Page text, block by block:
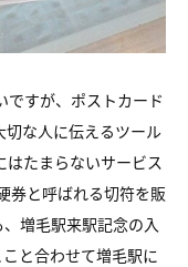
ですが、ポストカード
切な人に伝えるツール
はたまらないサービス
券と呼ばれる切符を販
増毛駅来駅記念の入
と合わせて増毛駅に